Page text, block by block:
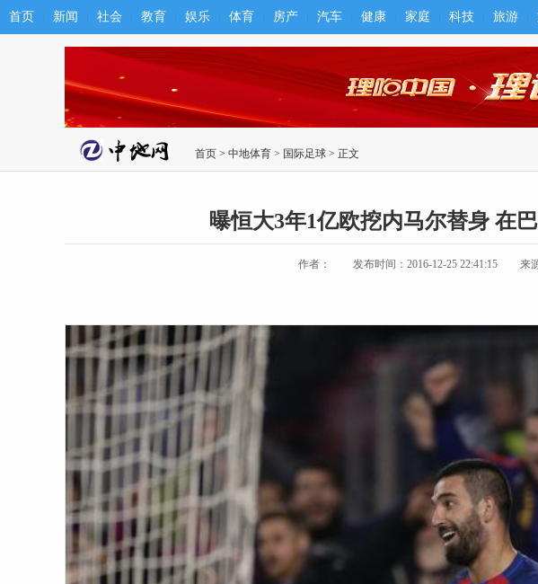
首页 新闻 社会 教育 娱乐 体育 房产 汽车 健康 家庭 科技 旅游
首页 > 中地体育 > 国际足球 > 正文
曝恒大3年1亿欧挖内马尔替身 在
作者： 发布时间：2016-12-25 22:41:15 来